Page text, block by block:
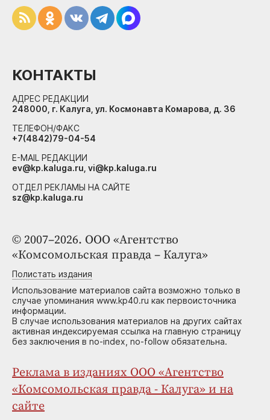
© 2007–2026. ООО «Агентство
«Комсомольская правда – Калуга»
Полистать издания
Использование материалов сайта возможно только в
случае упоминания www.kp40.ru как первоисточника
информации.
В случае использования материалов на других сайтах
активная индексируемая ссылка на главную страницу
без заключения в no-index, no-follow обязательна.
Реклама в изданиях ООО «Агентство
«Комсомольская правда - Калуга» и на
сайте
КОНТАКТЫ
АДРЕС РЕДАКЦИИ
248000, г. Калуга, ул. Космонавта Комарова, д. 36
ТЕЛЕФОН/ФАКС
+7(4842)79-04-54
E-MAIL РЕДАКЦИИ
ev@kp.kaluga.ru, vi@kp.kaluga.ru
ОТДЕЛ РЕКЛАМЫ НА САЙТЕ
sz@kp.kaluga.ru